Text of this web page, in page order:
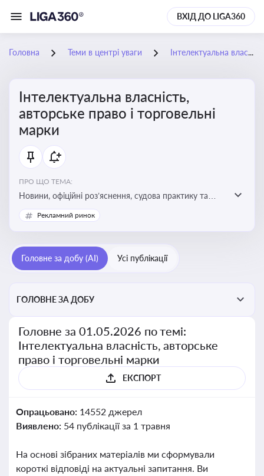
ВХІД ДО LIGA360
Головна Теми в центрі уваги Інтелектуальна власність, авторське право і торговельні марки
Інтелектуальна власність,
авторське право і торговельні
марки
ПРО ЩО ТЕМА:
Новини, офіційні роз’яснення, судова практику та
експертні матеріали, що стосуються авторського
права, реєстрації та захисту торговельних марок,
власності, а також змін у законодавстві у цій сфері
Рекламний ринок
Головне за добу (AI) Усі публікації
ГОЛОВНЕ ЗА ДОБУ
Головне за 01.05.2026 по темі:
Інтелектуальна власність, авторське
право і торговельні марки
ЕКСПОРТ
Опрацьовано: 14552 джерел
Виявлено: 54 публікації за 1 травня
На основі зібраних матеріалів ми сформували
короткі відповіді на актуальні запитання. Ви